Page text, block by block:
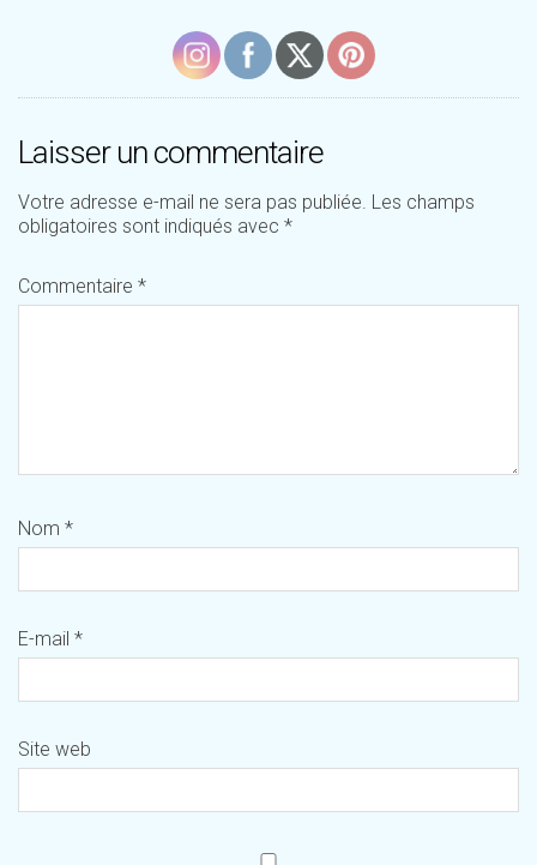
Laisser un commentaire
Votre adresse e-mail ne sera pas publiée. Les champs
obligatoires sont indiqués avec *
Commentaire *
Nom *
E-mail *
Site web